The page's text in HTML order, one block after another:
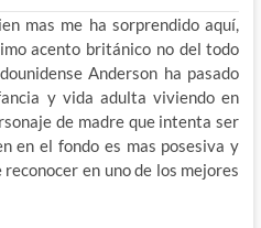
mas me ha sorprendido aquí,
acento británico no del todo
Anderson ha pasado
y vida adulta viviendo en
de madre que intenta ser
en el fondo es mas posesiva y
en uno de los mejores